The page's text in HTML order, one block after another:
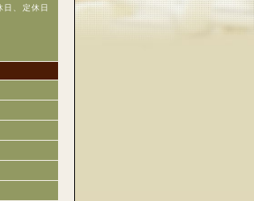
日、定休日